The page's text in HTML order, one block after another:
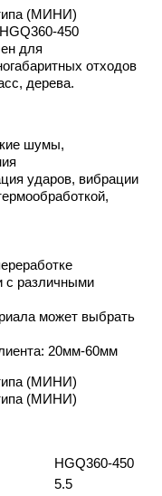
450
для
отходов
дерева.
шумы,
ударов, вибрации
с различными
может выбрать
20мм-60мм
HGQ360-450
5.5